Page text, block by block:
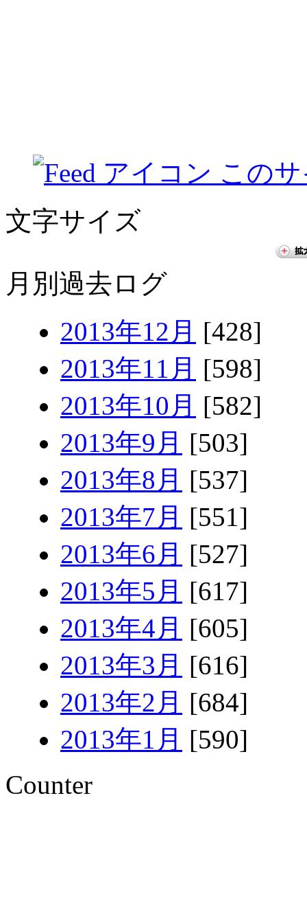
この
文字サイズ
月別過去ログ
2013年12月 [428]
2013年11月 [598]
2013年10月 [582]
2013年9月 [503]
2013年8月 [537]
2013年7月 [551]
2013年6月 [527]
2013年5月 [617]
2013年4月 [605]
2013年3月 [616]
2013年2月 [684]
2013年1月 [590]
Counter